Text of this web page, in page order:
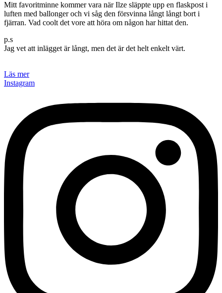
Mitt favoritminne kommer vara när Ilze släppte upp en flaskpost i
luften med ballonger och vi såg den försvinna långt långt bort i
fjärran. Vad coolt det vore att höra om någon har hittat den.
p.s
Jag vet att inlägget är långt, men det är det helt enkelt värt.
Läs mer
Instagram